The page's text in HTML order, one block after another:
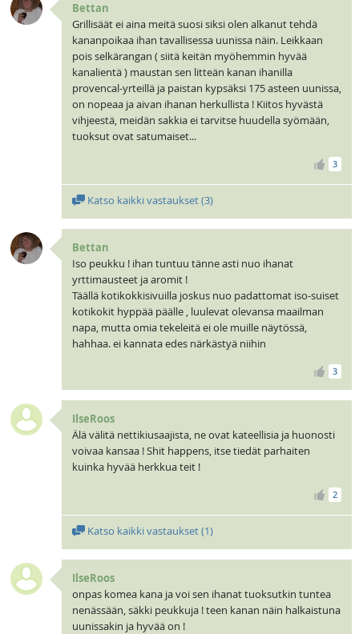
Bettan
Grillisäät ei aina meitä suosi siksi olen alkanut tehdä
kananpoikaa ihan tavallisessa uunissa näin. Leikkaan
pois selkärangan ( siitä keitän myöhemmin hyvää
kanalientä ) maustan sen litteän kanan ihanilla
provencal-yrteillä ja paistan kypsäksi 175 asteen uunissa,
on nopeaa ja aivan ihanan herkullista ! Kiitos hyvästä
vihjeestä, meidän sakkia ei tarvitse huudella syömään,
tuoksut ovat satumaiset...
3
Katso kaikki vastaukset (3)
Bettan
Iso peukku ! ihan tuntuu tänne asti nuo ihanat
yrttimausteet ja aromit !
Täällä kotikokkisivuilla joskus nuo padattomat iso-suiset
kotikokit hyppää päälle , luulevat olevansa maailman
napa, mutta omia tekeleitä ei ole muille näytössä,
hahhaa. ei kannata edes närkästyä niihin
3
IlseRoos
Älä välitä nettikiusaajista, ne ovat kateellisia ja huonosti
voivaa kansaa ! Shit happens, itse tiedät parhaiten
kuinka hyvää herkkua teit !
2
Katso kaikki vastaukset (1)
IlseRoos
onpas komea kana ja voi sen ihanat tuoksutkin tuntea
nenässään, säkki peukkuja ! teen kanan näin halkaistuna
uunissakin ja hyvää on !